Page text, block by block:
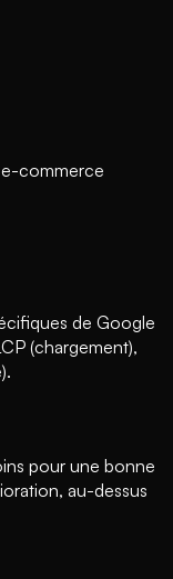
commerce
de Google
(chargement),
pour une bonne
au-dessus